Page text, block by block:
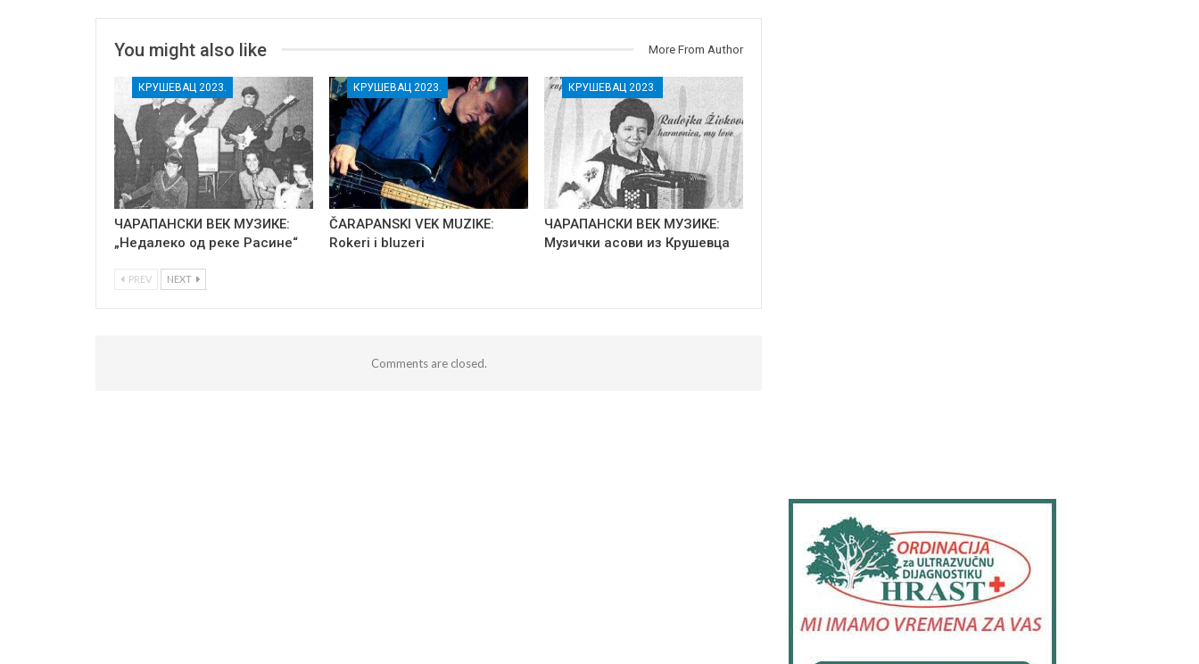
You might also like More From Author
КРУШЕВАЦ 2023.
ЧАРАПАНСКИ ВЕК МУЗИКЕ:
„Недалеко од реке Расине“
КРУШЕВАЦ 2023.
ČARAPANSKI VEK MUZIKE:
Rokeri i bluzeri
КРУШЕВАЦ 2023.
ЧАРАПАНСКИ ВЕК МУЗИКЕ:
Музички асови из Крушевца
PREV NEXT
Comments are closed.